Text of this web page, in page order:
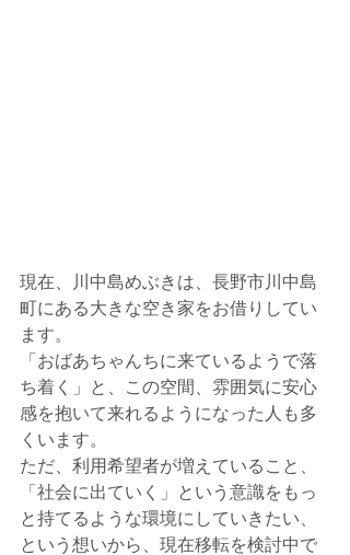
現在、川中島めぶきは、長野市川中島
町にある大きな空き家をお借りしてい
ます。
「おばあちゃんちに来ているようで落
ち着く」と、この空間、雰囲気に安心
感を抱いて来れるようになった人も多
くいます。
ただ、利用希望者が増えていること、
「社会に出ていく」という意識をもっ
と持てるような環境にしていきたい、
という想いから、現在移転を検討中で